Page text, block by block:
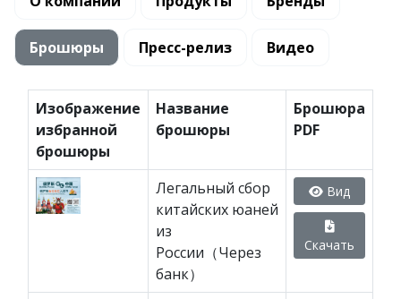
Брошюры Пресс-релиз Видео
Изображение
избранной
брошюры
Название
брошюры
Брошюра
PDF
Легальный сбор
китайских юаней
из
России（Через
банк）
Вид
Скачать